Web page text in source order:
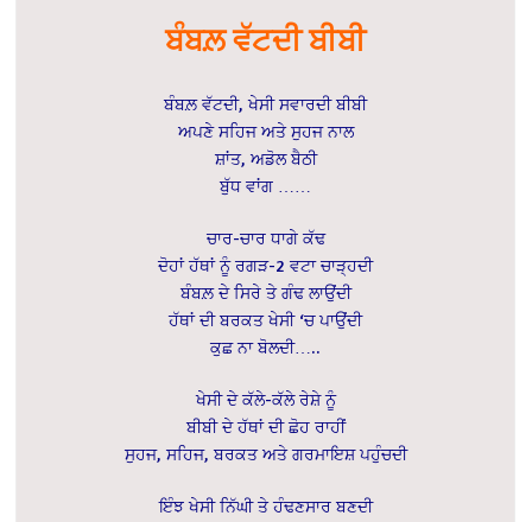
ਬੰਬਲ਼ ਵੱਟਦੀ ਬੀਬੀ
ਬੰਬਲ਼ ਵੱਟਦੀ, ਖੇਸੀ ਸਵਾਰਦੀ ਬੀਬੀ
ਅਪਣੇ ਸਹਿਜ ਅਤੇ ਸੁਹਜ ਨਾਲ
ਸ਼ਾਂਤ, ਅਡੋਲ ਬੈਠੀ
ਬੁੱਧ ਵਾਂਗ ……
ਚਾਰ-ਚਾਰ ਧਾਗੇ ਕੱਢ
ਦੋਹਾਂ ਹੱਥਾਂ ਨੂੰ ਰਗੜ-2 ਵਟਾ ਚਾੜ੍ਹਦੀ
ਬੰਬਲ਼ ਦੇ ਸਿਰੇ ਤੇ ਗੰਢ ਲਾਉਂਦੀ
ਹੱਥਾਂ ਦੀ ਬਰਕਤ ਖੇਸੀ ‘ਚ ਪਾਉਂਦੀ
ਕੁਛ ਨਾ ਬੋਲਦੀ…..
ਖੇਸੀ ਦੇ ਕੱਲੇ-ਕੱਲੇ ਰੇਸ਼ੇ ਨੂੰ
ਬੀਬੀ ਦੇ ਹੱਥਾਂ ਦੀ ਛੋਹ ਰਾਹੀਂ
ਸੁਹਜ, ਸਹਿਜ, ਬਰਕਤ ਅਤੇ ਗਰਮਾਇਸ਼ ਪਹੁੰਚਦੀ
ਇੰਝ ਖੇਸੀ ਨਿੱਘੀ ਤੇ ਹੰਢਣਸਾਰ ਬਣਦੀ